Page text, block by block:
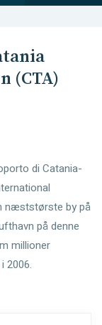
(CTA)
di Catania-
næststørste by på
på denne
millioner
2006.